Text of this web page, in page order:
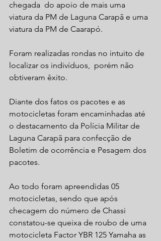
chegada  do apoio de mais uma
viatura da PM de Laguna Carapã e uma
viatura da PM de Caarapó.
Foram realizadas rondas no intuito de
localizar os indivíduos,  porém não
obtiveram êxito.
Diante dos fatos os pacotes e as
motocicletas foram encaminhadas até
o destacamento da Polícia Militar de
Laguna Carapã para confecção de
Boletim de ocorrência e Pesagem dos
pacotes.
Ao todo foram apreendidas 05
motocicletas, sendo que após
checagem do número de Chassi
constatou-se queixa de roubo de uma
motocicleta Factor YBR 125 Yamaha as